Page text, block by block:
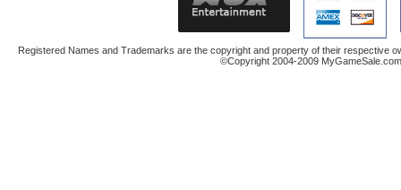
Registered Names and Trademarks are the copyright and property of their respective
©Copyright 2004-2009